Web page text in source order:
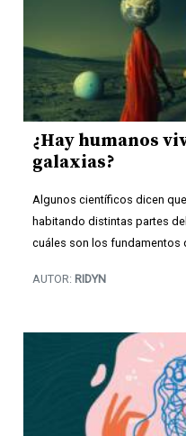
¿Hay humanos
galaxias?
Algunos científicos dicen
habitando distintas partes
cuáles son los fundamentos
AUTOR: RIDYN